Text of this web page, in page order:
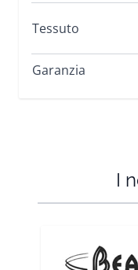
Tessuto
Garanzia
I